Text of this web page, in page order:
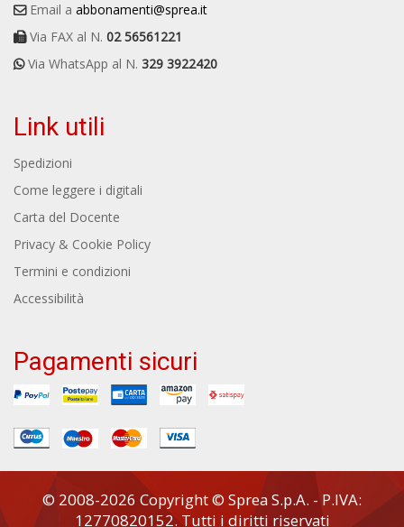
Email a abbonamenti@sprea.it
Via FAX al N. 02 56561221
Via WhatsApp al N. 329 3922420
Link utili
Spedizioni
Come leggere i digitali
Carta del Docente
Privacy & Cookie Policy
Termini e condizioni
Accessibilità
Pagamenti sicuri
© 2008-2026 Copyright © Sprea S.p.A. - P.IVA:
12770820152. Tutti i diritti riservati